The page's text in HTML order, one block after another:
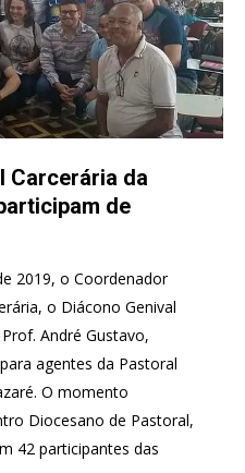
Carcerária da
de
2019, o Coordenador
o Diácono Genival
André Gustavo,
agentes da Pastoral
O momento
Diocesano de Pastoral,
42 participantes das